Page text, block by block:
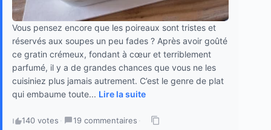
Vous pensez encore que les poireaux sont tristes et
réservés aux soupes un peu fades ? Après avoir goûté
ce gratin crémeux, fondant à cœur et terriblement
parfumé, il y a de grandes chances que vous ne les
cuisiniez plus jamais autrement. C’est le genre de plat
qui embaume toute... Lire la suite
140 votes · 19 commentaires ·